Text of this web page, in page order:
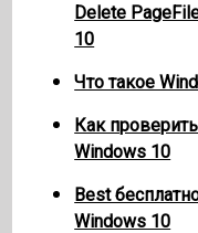
Delete
10
Что такое
Как
Windows 10
Best
Windows 10